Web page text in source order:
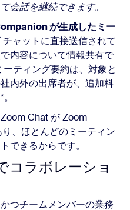
会話を継続できます。
が生成したミー
ャットに直接送信されて
内容について情報共有で
ティング要約は、対象と
内外の出席者が、追加料
Chat が Zoom
、ほとんどのミーティン
できるからです。
コラボレーショ
つチームメンバーの業務